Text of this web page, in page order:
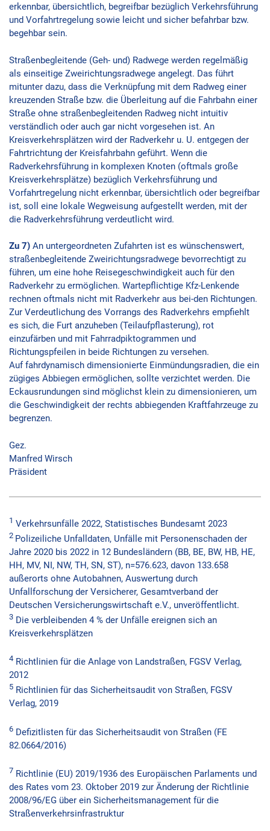
erkennbar, übersichtlich, begreifbar bezüglich Verkehrsführung
und Vorfahrtregelung sowie leicht und sicher befahrbar bzw.
begehbar sein.
Straßenbegleitende (Geh- und) Radwege werden regelmäßig
als einseitige Zweirichtungsradwege angelegt. Das führt
mitunter dazu, dass die Verknüpfung mit dem Radweg einer
kreuzenden Straße bzw. die Überleitung auf die Fahrbahn einer
Straße ohne straßenbegleitenden Radweg nicht intuitiv
verständlich oder auch gar nicht vorgesehen ist. An
Kreisverkehrsplätzen wird der Radverkehr u. U. entgegen der
Fahrtrichtung der Kreisfahrbahn geführt. Wenn die
Radverkehrsführung in komplexen Knoten (oftmals große
Kreisverkehrsplätze) bezüglich Verkehrsführung und
Vorfahrtregelung nicht erkennbar, übersichtlich oder begreifbar
ist, soll eine lokale Wegweisung aufgestellt werden, mit der
die Radverkehrsführung verdeutlicht wird.
Zu 7) An untergeordneten Zufahrten ist es wünschenswert,
straßenbegleitende Zweirichtungsradwege bevorrechtigt zu
führen, um eine hohe Reisegeschwindigkeit auch für den
Radverkehr zu ermöglichen. Wartepflichtige Kfz-Lenkende
rechnen oftmals nicht mit Radverkehr aus bei-den Richtungen.
Zur Verdeutlichung des Vorrangs des Radverkehrs empfiehlt
es sich, die Furt anzuheben (Teilaufpflasterung), rot
einzufärben und mit Fahrradpiktogrammen und
Richtungspfeilen in beide Richtungen zu versehen.
Auf fahrdynamisch dimensionierte Einmündungsradien, die ein
zügiges Abbiegen ermöglichen, sollte verzichtet werden. Die
Eckausrundungen sind möglichst klein zu dimensionieren, um
die Geschwindigkeit der rechts abbiegenden Kraftfahrzeuge zu
begrenzen.
Gez.
Manfred Wirsch
Präsident
1 Verkehrsunfälle 2022, Statistisches Bundesamt 2023
2 Polizeiliche Unfalldaten, Unfälle mit Personenschaden der
Jahre 2020 bis 2022 in 12 Bundesländern (BB, BE, BW, HB, HE,
HH, MV, NI, NW, TH, SN, ST), n=576.623, davon 133.658
außerorts ohne Autobahnen, Auswertung durch
Unfallforschung der Versicherer, Gesamtverband der
Deutschen Versicherungswirtschaft e.V., unveröffentlicht.
3 Die verbleibenden 4 % der Unfälle ereignen sich an
Kreisverkehrsplätzen
4 Richtlinien für die Anlage von Landstraßen, FGSV Verlag,
2012
5 Richtlinien für das Sicherheitsaudit von Straßen, FGSV
Verlag, 2019
6 Defizitlisten für das Sicherheitsaudit von Straßen (FE
82.0664/2016)
7 Richtlinie (EU) 2019/1936 des Europäischen Parlaments und
des Rates vom 23. Oktober 2019 zur Änderung der Richtlinie
2008/96/EG über ein Sicherheitsmanagement für die
Straßenverkehrsinfrastruktur